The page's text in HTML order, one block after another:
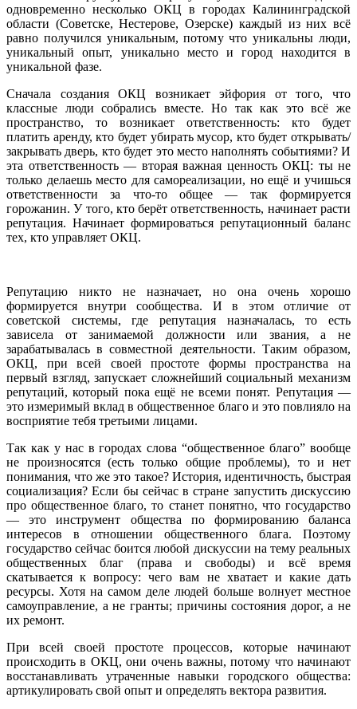
одновременно несколько ОКЦ в городах Калининградской
области (Советске, Нестерове, Озерске) каждый из них всё
равно получился уникальным, потому что уникальны люди,
уникальный опыт, уникально место и город находится в
уникальной фазе.
Сначала создания ОКЦ возникает эйфория от того, что
классные люди собрались вместе. Но так как это всё же
пространство, то возникает ответственность: кто будет
платить аренду, кто будет убирать мусор, кто будет открывать/
закрывать дверь, кто будет это место наполнять событиями? И
эта ответственность — вторая важная ценность ОКЦ: ты не
только делаешь место для самореализации, но ещё и учишься
ответственности за что-то общее — так формируется
горожанин. У того, кто берёт ответственность, начинает расти
репутация. Начинает формироваться репутационный баланс
тех, кто управляет ОКЦ.
Репутацию никто не назначает, но она очень хорошо
формируется внутри сообщества. И в этом отличие от
советской системы, где репутация назначалась, то есть
зависела от занимаемой должности или звания, а не
зарабатывалась в совместной деятельности. Таким образом,
ОКЦ, при всей своей простоте формы пространства на
первый взгляд, запускает сложнейший социальный механизм
репутаций, который пока ещё не всеми понят. Репутация —
это измеримый вклад в общественное благо и это повлияло на
восприятие тебя третьими лицами.
Так как у нас в городах слова “общественное благо” вообще
не произносятся (есть только общие проблемы), то и нет
понимания, что же это такое? История, идентичность, быстрая
социализация? Если бы сейчас в стране запустить дискуссию
про общественное благо, то станет понятно, что государство
— это инструмент общества по формированию баланса
интересов в отношении общественного блага. Поэтому
государство сейчас боится любой дискуссии на тему реальных
общественных благ (права и свободы) и всё время
скатывается к вопросу: чего вам не хватает и какие дать
ресурсы. Хотя на самом деле людей больше волнует местное
самоуправление, а не гранты; причины состояния дорог, а не
их ремонт.
При всей своей простоте процессов, которые начинают
происходить в ОКЦ, они очень важны, потому что начинают
восстанавливать утраченные навыки городского общества:
артикулировать свой опыт и определять вектора развития.